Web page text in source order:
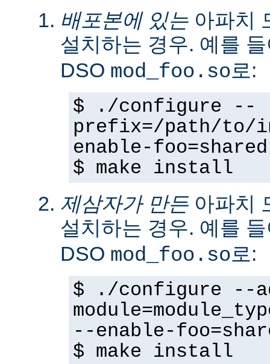
배포본에 있는 아파치
설치하는 경우. 예를
DSO mod_foo.so로:
$ ./configure --
prefix=/path/
enable-foo=shared
$ make install
제삼자가 만든아파치
설치하는 경우. 예를
DSO mod_foo.so로:
$ ./configure --
--enable-
$ make install